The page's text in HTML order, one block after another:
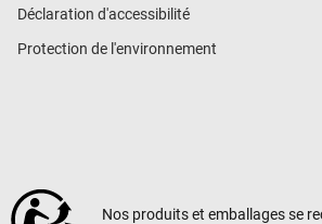
Déclaration d'accessibilité
Protection de l'environnement
Nos produits et emballages se